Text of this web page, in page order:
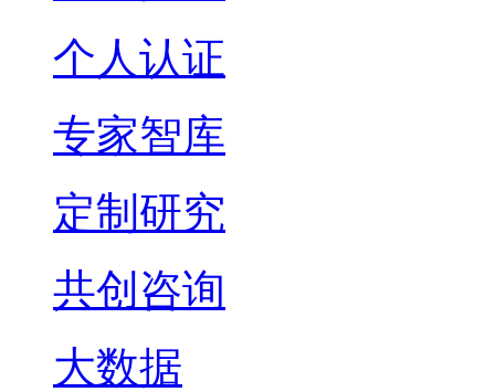
个人认证
专家智库
定制研究
共创咨询
大数据